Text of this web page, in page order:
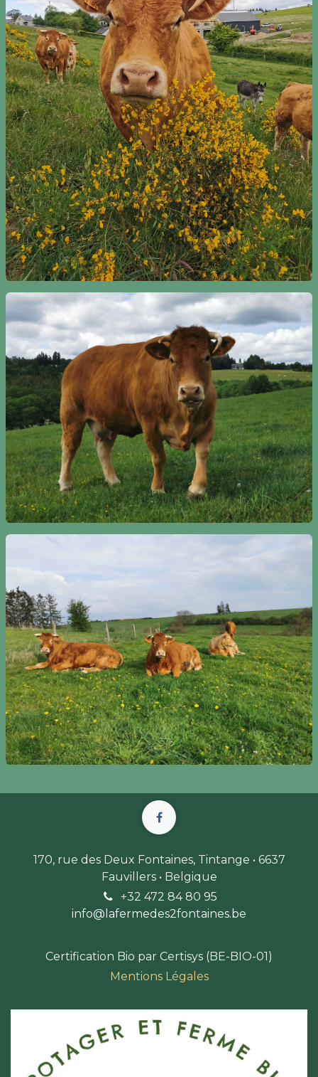
170, rue des Deux Fontaines, Tintange • 6637
Fauvillers • Belgique
+32 472 84 80 95
info@lafermedes2fontaines.be
Certification Bio par Certisys (BE-BIO-01)
Mentions Légales​